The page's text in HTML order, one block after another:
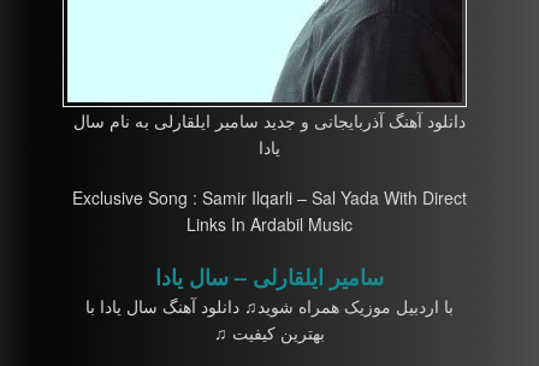
دانلود آهنگ آذربایجانی و جدید سامیر ایلقارلی به نام سال
یادا
Exclusive Song : Samir Ilqarli – Sal Yada With Direct
Links In Ardabil Music
سامیر ایلقارلی – سال یادا
با اردبیل موزیک همراه شوید♫ دانلود آهنگ سال یادا با
بهترین کیفیت ♫